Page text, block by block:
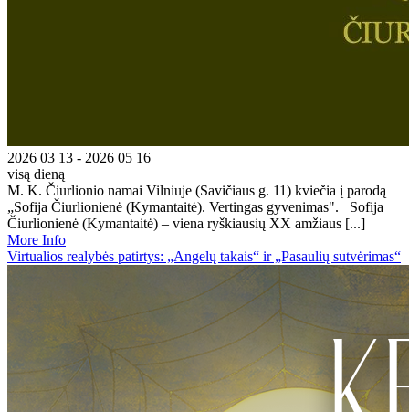
2026 03 13 - 2026 05 16
visą dieną
M. K. Čiurlionio namai Vilniuje (Savičiaus g. 11) kviečia į parodą
„Sofija Čiurlionienė (Kymantaitė). Vertingas gyvenimas". Sofija
Čiurlionienė (Kymantaitė) – viena ryškiausių XX amžiaus [...]
More Info
Virtualios realybės patirtys: „Angelų takais“ ir „Pasaulių sutvėrimas“